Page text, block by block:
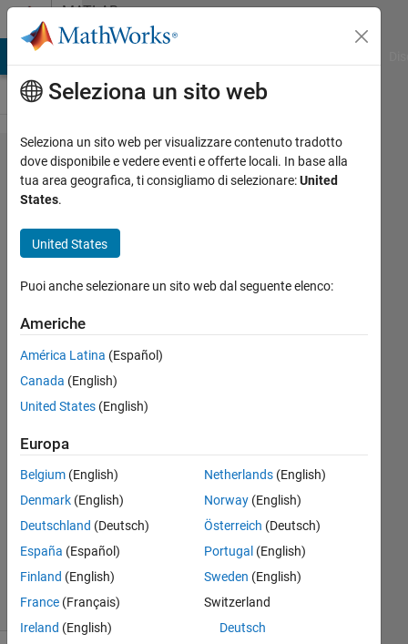
Vai al contenutoMATLAB
Answers
Polyspace:
Defines-
not
Thomas
2014
1
Risposta
Risposta
Aggiornato
12 Gen
2015
Visualizzazioni
(30 giorni)
Seleziona un sito web
Seleziona un sito web per visualizzare contenuto tradotto
dove disponibile e vedere eventi e offerte locali. In base alla
tua area geografica, ti consigliamo di selezionare:United
States.
United States
Puoi anche selezionare un sito web dal seguente elenco:
Americhe
América Latina (Español)
Canada (English)
United States (English)
Europa
Belgium (English)
Denmark (English)
Deutschland (Deutsch)
España (Español)
Finland (English)
France (Français)
Ireland (English)
Netherlands(English)
Norway(English)
Österreich (Deutsch)
Portugal (English)
Sweden (English)
Switzerland
Deutsch